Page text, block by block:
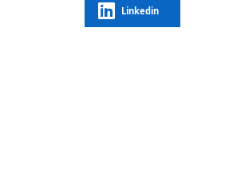
Linkedin